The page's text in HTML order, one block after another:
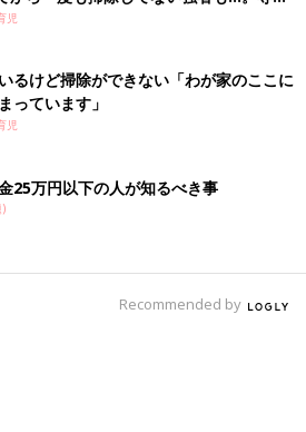
児
るけど掃除ができない「わが家のここに
っています」
児
25万円以下の人が知るべき事
Recommended by